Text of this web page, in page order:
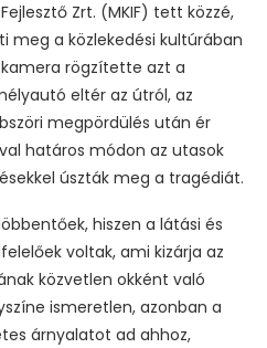
Zrt. (MKIF) tett közzé,
meg a közlekedési kultúrában
rögzítette azt a
eltér az útról, az
megpördülés után ér
határos módon az utasok
úszták meg a tragédiát.
hiszen a látási és
voltak, ami kizárja az
közvetlen okként való
ismeretlen, azonban a
árnyalatot ad ahhoz,